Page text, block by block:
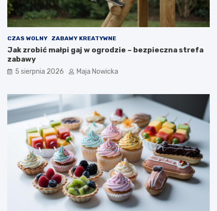
CZAS WOLNY ZABAWY KREATYWNE
Jak zrobić małpi gaj w ogrodzie – bezpieczna strefa
zabawy
5 sierpnia 2026 Maja Nowicka